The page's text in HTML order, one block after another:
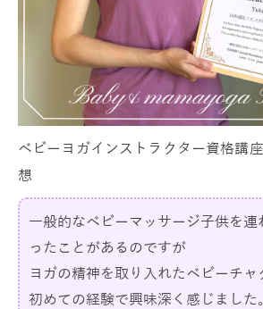
ベビーヨガインストラクター資格講
想
一般的なベビーマッサージ子供を
ったことがあるのですが
ヨガの精神を取り入れたベビーチ
初めての経験で興味深く感じました。